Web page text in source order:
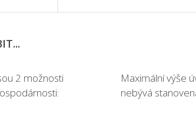
2 možnosti
Maximální výše
nebývá